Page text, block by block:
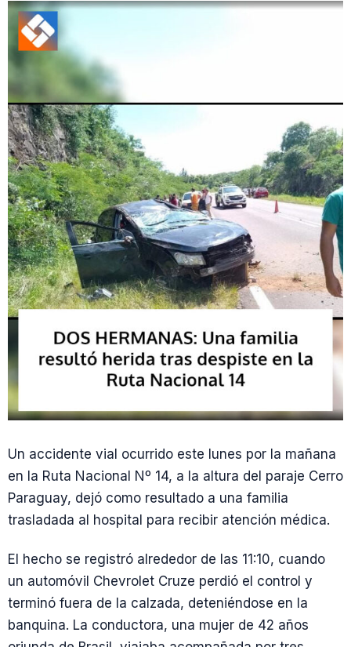
Un accidente vial ocurrido este lunes por la mañana
en la Ruta Nacional Nº 14, a la altura del paraje Cerro
Paraguay, dejó como resultado a una familia
trasladada al hospital para recibir atención médica.
El hecho se registró alrededor de las 11:10, cuando
un automóvil Chevrolet Cruze perdió el control y
terminó fuera de la calzada, deteniéndose en la
banquina. La conductora, una mujer de 42 años